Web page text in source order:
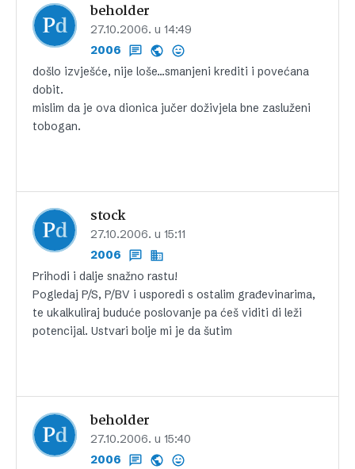
beholder
27.10.2006. u 14:49
2006
došlo izvješće, nije loše…smanjeni krediti i povećana
dobit.
mislim da je ova dionica jučer doživjela bne zasluženi
tobogan.
stock
27.10.2006. u 15:11
2006
Prihodi i dalje snažno rastu!
Pogledaj P/S, P/BV i usporedi s ostalim građevinarima,
te ukalkuliraj buduće poslovanje pa ćeš viditi di leži
potencijal. Ustvari bolje mi je da šutim
beholder
27.10.2006. u 15:40
2006